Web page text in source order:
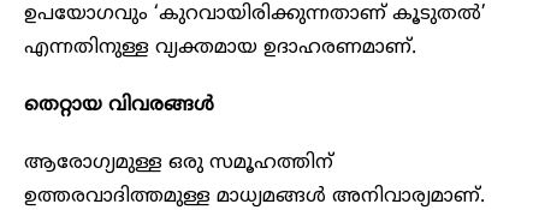
ഉപയോഗവും ‘കുറവായിരിക്കുന്നതാണ് കൂടുതൽ’
എന്നതിനുള്ള വ്യക്തമായ ഉദാഹരണമാണ്.
തെറ്റായ വിവരങ്ങൾ
ആരോഗ്യമുള്ള ഒരു സമൂഹത്തിന്
ഉത്തരവാദിത്തമുള്ള മാധ്യമങ്ങൾ അനിവാര്യമാണ്.